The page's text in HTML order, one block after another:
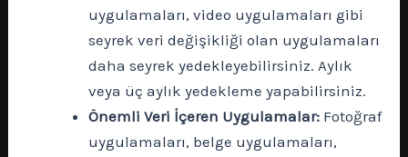
uygulamaları, video uygulamaları gibi
seyrek veri değişikliği olan uygulamaları
daha seyrek yedekleyebilirsiniz. Aylık
veya üç aylık yedekleme yapabilirsiniz.
Önemli Veri İçeren Uygulamalar: Fotoğraf
uygulamaları, belge uygulamaları,